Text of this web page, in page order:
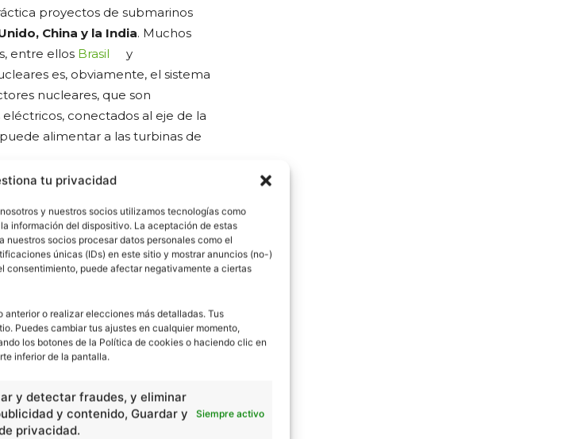
tu privacidad
y nuestros socios utilizamos tecnologías como
información del dispositivo. La aceptación de estas
nuestros socios procesar datos personales como el
únicas (IDs) en este sitio y mostrar anuncios (no-)
consentimiento, puede afectar negativamente a ciertas
o realizar elecciones más detalladas. Tus
Puedes cambiar tus ajustes en cualquier momento,
los botones de la Política de cookies o haciendo clic en
inferior de la pantalla.
y detectar fraudes, y eliminar
y contenido, Guardar y
privacidad.
Siempre activo
proyectos de submarinos
China y la India. Muchos
entre ellos Brasil
y
es, obviamente, el sistema
nucleares, que son
conectados al eje de la
alimentar a las turbinas de
de uranio altamente
gran cantidad de energía,
que son
nucleares.
en el hecho de que el reactor
océano real vertiendo
dejando un rastro de calor
a que el reactor no puede
por el sonar mostrando